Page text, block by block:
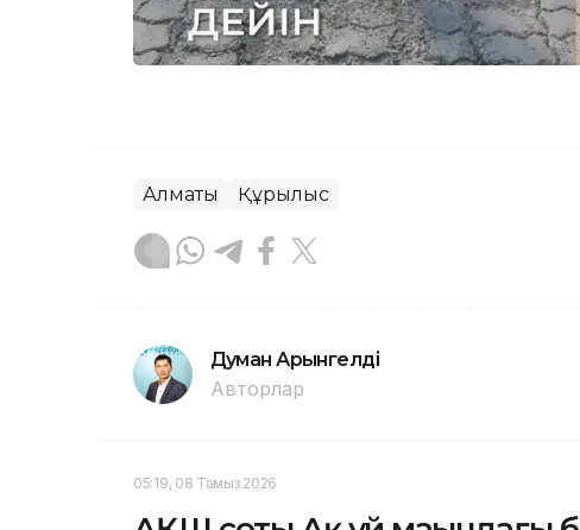
Алматы Құрылыс
Думан Арғынгелді
Авторлар
05:19, 08 Тамыз 2026